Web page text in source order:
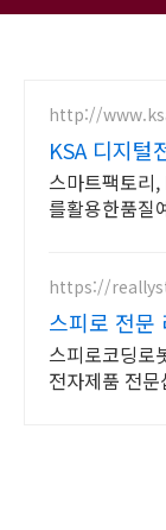
http://
KSA 디지털
스마트팩토리
를활용한품질
https://
스피로 전문
교육을 쉽고
스피로코딩로
전자제품 전